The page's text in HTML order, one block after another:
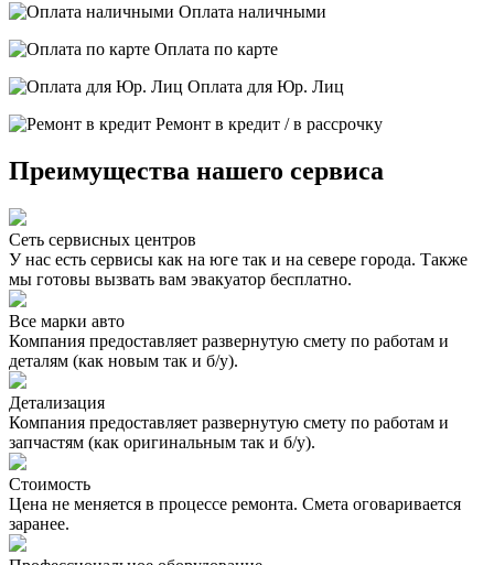
Оплата наличными
Оплата по карте
Оплата для Юр. Лиц
Ремонт в кредит / в рассрочку
Преимущества нашего сервиса
Сеть сервисных центров
У нас есть сервисы как на юге так и на севере города. Также
мы готовы вызвать вам эвакуатор бесплатно.
Все марки авто
Компания предоставляет развернутую смету по работам и
деталям (как новым так и б/у).
Детализация
Компания предоставляет развернутую смету по работам и
запчастям (как оригинальным так и б/у).
Стоимость
Цена не меняется в процессе ремонта. Смета оговаривается
заранее.